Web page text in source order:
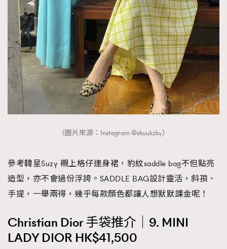
（圖片來源：Instagram @skuukzky）
參考韓星Suzy 襯上格仔連身裙，豹紋saddle bag不但點亮
造型，亦不會過份浮誇。SADDLE BAG設計靈活，斜孭、
手提，一舉兩得，幾乎每款顏色都讓人想默默課金呢！
Christian Dior 手袋推介｜9. MINI
LADY DIOR HK$41,500